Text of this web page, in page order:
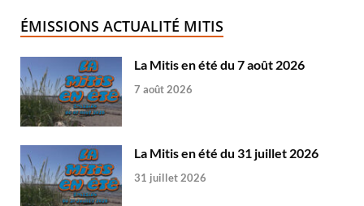
ÉMISSIONS ACTUALITÉ MITIS
La Mitis en été du 7 août 2026
7 août 2026
La Mitis en été du 31 juillet 2026
31 juillet 2026